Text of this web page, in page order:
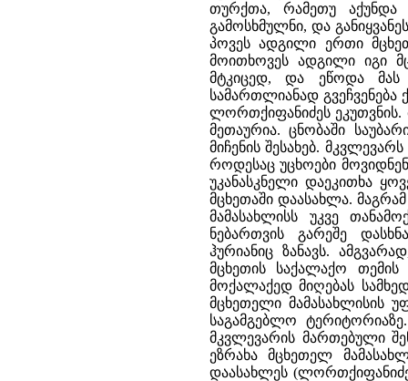
თურქთა, რამეთუ აქუნდა
გამოსხმულნი, და
პოვეს ადგილი ერთი
მოითხოვეს ადგილი იგი
მტკიცედ, და ეწოდა მას
სამართლიანად
ლორთქიფანიძეს ეკუთვნის.
მეთაურია. ცნობაში
მიჩენის შესახებ.
როდესაც უცხოები
უკანასკნელი დაეკითხა
მცხეთაში დაასახლა.
მამასახლისს უკვე
ნებართვის გარეშე
ჰურიანიც ზანავს.
მცხეთის საქალაქო
მოქალაქედ მიღებას
მცხეთელი მამასახლისის
საგამგებლო
მკვლევარის მართებული
ეზრახა მცხეთელ
დაასახლეს